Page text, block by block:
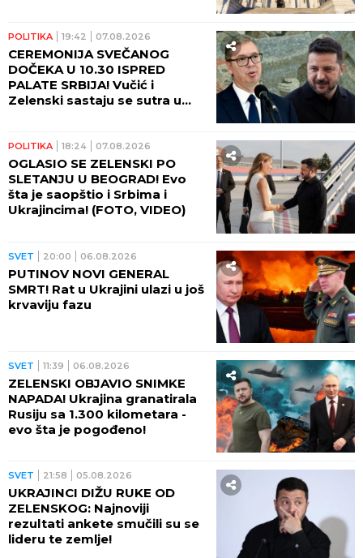
POLITIKA 19:42 07.08.2026
CEREMONIJA SVEČANOG
DOČEKA U 10.30 ISPRED
PALATE SRBIJA! Vučić i
Zelenski sastaju se sutra u
POLITIKA 18:24 07.08.2026
OGLASIO SE ZELENSKI PO
SLETANJU U BEOGRAD! Evo
šta je saopštio i Srbima i
Ukrajincima! (FOTO, VIDEO)
SVET 20:00 06.08.2026
PUTINOV NOVI GENERAL
SMRT! Rat u Ukrajini ulazi u još
krvaviju fazu
SVET 11:39 06.08.2026
ZELENSKI OBJAVIO SNIMKE
NAPADA! Ukrajina granatirala
Rusiju sa 1.300 kilometara -
evo šta je pogođeno!
SVET 21:58 05.08.2026
UKRAJINCI DIŽU RUKE OD
ZELENSKOG: Najnoviji
rezultati ankete smučili su se
lideru te zemlje!